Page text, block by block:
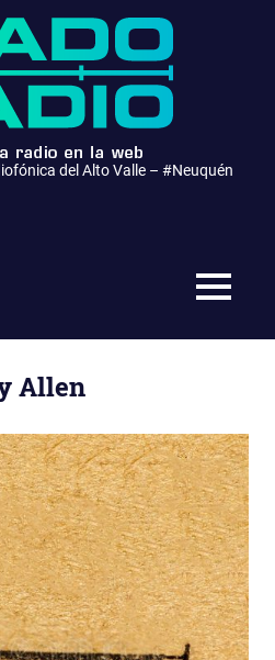
del Alto Valle – #Neuquén
MENÚ
Allen